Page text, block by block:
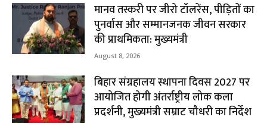
मानव तस्करी पर जीरो टॉलरेंस, पीड़ितों का
पुनर्वास और सम्मानजनक जीवन सरकार
की प्राथमिकता: मुख्यमंत्री
August 8, 2026
बिहार संग्रहालय स्थापना दिवस 2027 पर
आयोजित होगी अंतर्राष्ट्रीय लोक कला
प्रदर्शनी, मुख्यमंत्री सम्राट चौधरी का निर्देश